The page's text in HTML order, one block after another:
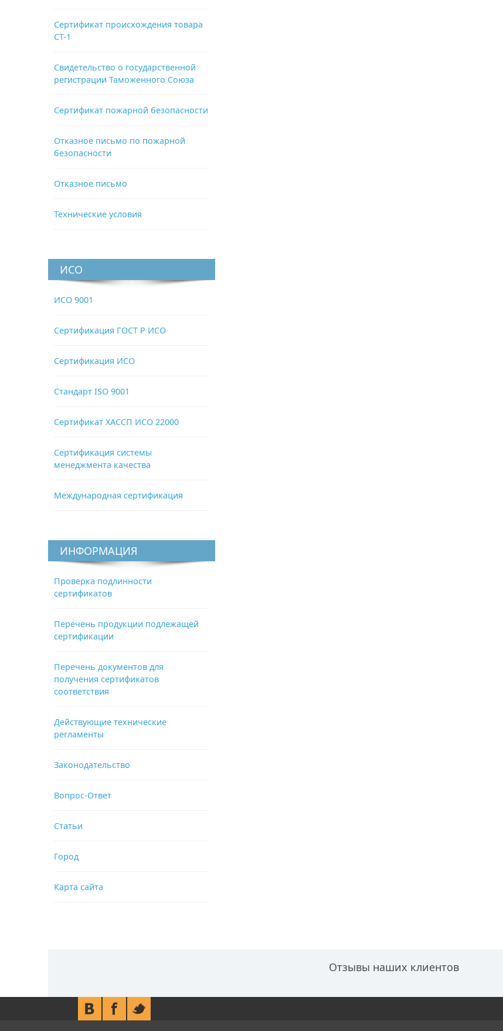
Сертификат происхождения товара
СТ-1
Свидетельство о государственной
регистрации Таможенного Союза
Сертификат пожарной безопасности
Отказное письмо по пожарной
безопасности
Отказное письмо
Технические условия
ИСО
ИСО 9001
Сертификация ГОСТ Р ИСО
Сертификация ИСО
Стандарт ISO 9001
Сертификат ХАССП ИСО 22000
Сертификация системы
менеджмента качества
Международная сертификация
ИНФОРМАЦИЯ
Проверка подлинности
сертификатов
Перечень продукции подлежащей
сертификации
Перечень документов для
получения сертификатов
соответствия
Действующие технические
регламенты
Законодательство
Вопрос-Ответ
Статьи
Город
Карта сайта
Отзывы наших клиентов